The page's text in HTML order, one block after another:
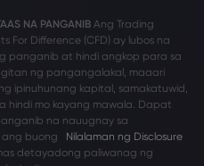
NA PANGANIB Ang Trading
For Difference (CFD) ay lubos na
panganib at hindi angkop para sa
ng pangangalakal, maaari
ipinuhunang kapital, samakatuwid,
hindi mo kayang mawala. Dapat
na nauugnay sa
buong
Nilalaman ng Disclosure
detayadong paliwanag ng